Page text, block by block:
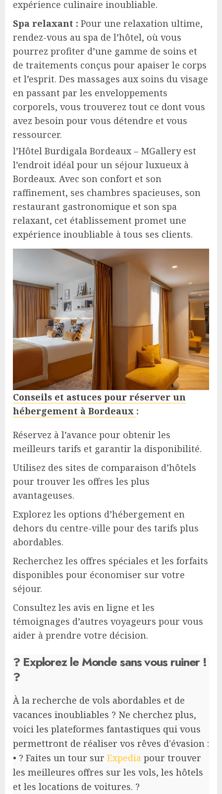
expérience culinaire inoubliable.
Spa relaxant : Pour une relaxation ultime,
rendez-vous au spa de l’hôtel, où vous
pourrez profiter d’une gamme de soins et
de traitements conçus pour apaiser le corps
et l’esprit. Des massages aux soins du visage
en passant par les enveloppements
corporels, vous trouverez tout ce dont vous
avez besoin pour vous détendre et vous
ressourcer.
l’Hôtel Burdigala Bordeaux – MGallery est
l’endroit idéal pour un séjour luxueux à
Bordeaux. Avec son confort et son
raffinement, ses chambres spacieuses, son
restaurant gastronomique et son spa
relaxant, cet établissement promet une
expérience inoubliable à tous ses clients.
Conseils et astuces pour réserver un
hébergement à Bordeaux :
Réservez à l’avance pour obtenir les
meilleurs tarifs et garantir la disponibilité.
Utilisez des sites de comparaison d’hôtels
pour trouver les offres les plus
avantageuses.
Explorez les options d’hébergement en
dehors du centre-ville pour des tarifs plus
abordables.
Recherchez les offres spéciales et les forfaits
disponibles pour économiser sur votre
séjour.
Consultez les avis en ligne et les
témoignages d’autres voyageurs pour vous
aider à prendre votre décision.
? Explorez le Monde sans vous ruiner !
?
À la recherche de vols abordables et de
vacances inoubliables ? Ne cherchez plus,
voici les plateformes fantastiques qui vous
permettront de réaliser vos rêves d'évasion :
• ? Faites un tour sur Expedia pour trouver
les meilleures offres sur les vols, les hôtels
et les locations de voitures. ?